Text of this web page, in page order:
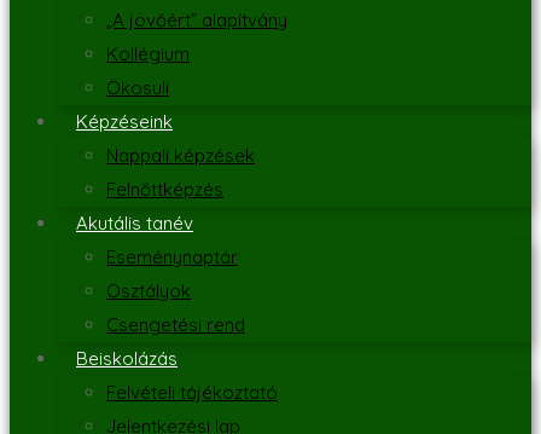
„A jövőért” alapítvány
Kollégium
Ökosuli
Képzéseink
Nappali képzések
Felnőttképzés
Akutális tanév
Eseménynaptár
Osztályok
Csengetési rend
Beiskolázás
Felvételi tájékoztató
Jelentkezési lap